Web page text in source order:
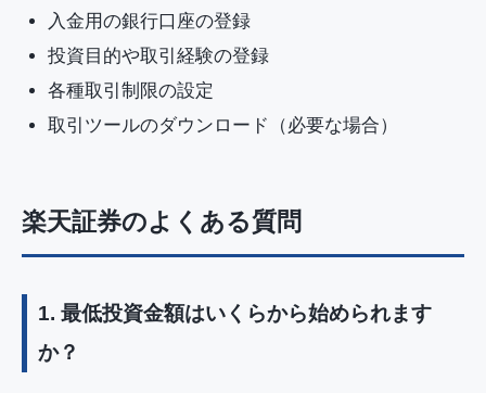
入金用の銀行口座の登録
投資目的や取引経験の登録
各種取引制限の設定
取引ツールのダウンロード（必要な場合）
楽天証券のよくある質問
1. 最低投資金額はいくらから始められます
か？